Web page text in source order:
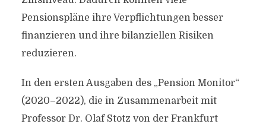
Pensionspläne ihre Verpflichtungen besser
finanzieren und ihre bilanziellen Risiken
reduzieren.
In den ersten Ausgaben des „Pension Monitor“
(2020–2022), die in Zusammenarbeit mit
Professor Dr. Olaf Stotz von der Frankfurt